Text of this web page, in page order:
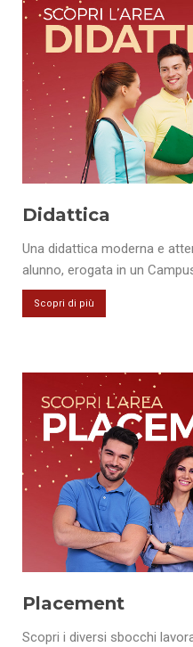
Didattica
Una didattica moderna e
alunno, erogata in un
Scopri di più
Placement
Scopri i diversi sbocchi